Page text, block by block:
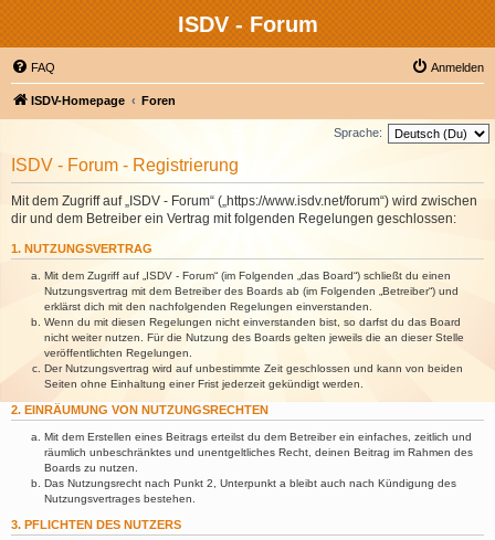
ISDV - Forum
FAQ Anmelden
ISDV-Homepage Foren
Sprache:
ISDV - Forum - Registrierung
Mit dem Zugriff auf „ISDV - Forum“ („https://www.isdv.net/forum“) wird zwischen
dir und dem Betreiber ein Vertrag mit folgenden Regelungen geschlossen:
1. NUTZUNGSVERTRAG
Mit dem Zugriff auf „ISDV - Forum“ (im Folgenden „das Board“) schließt du einen
Nutzungsvertrag mit dem Betreiber des Boards ab (im Folgenden „Betreiber“) und
erklärst dich mit den nachfolgenden Regelungen einverstanden.
Wenn du mit diesen Regelungen nicht einverstanden bist, so darfst du das Board
nicht weiter nutzen. Für die Nutzung des Boards gelten jeweils die an dieser Stelle
veröffentlichten Regelungen.
Der Nutzungsvertrag wird auf unbestimmte Zeit geschlossen und kann von beiden
Seiten ohne Einhaltung einer Frist jederzeit gekündigt werden.
2. EINRÄUMUNG VON NUTZUNGSRECHTEN
Mit dem Erstellen eines Beitrags erteilst du dem Betreiber ein einfaches, zeitlich und
räumlich unbeschränktes und unentgeltliches Recht, deinen Beitrag im Rahmen des
Boards zu nutzen.
Das Nutzungsrecht nach Punkt 2, Unterpunkt a bleibt auch nach Kündigung des
Nutzungsvertrages bestehen.
3. PFLICHTEN DES NUTZERS